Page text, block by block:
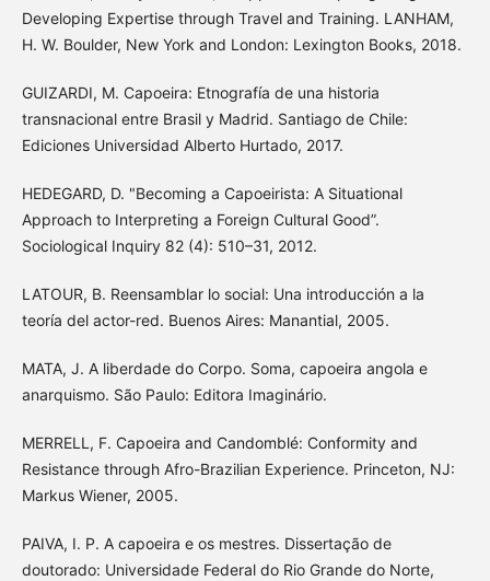
Developing Expertise through Travel and Training. LANHAM,
H. W. Boulder, New York and London: Lexington Books, 2018.
GUIZARDI, M. Capoeira: Etnografía de una historia
transnacional entre Brasil y Madrid. Santiago de Chile:
Ediciones Universidad Alberto Hurtado, 2017.
HEDEGARD, D. "Becoming a Capoeirista: A Situational
Approach to Interpreting a Foreign Cultural Good”.
Sociological Inquiry 82 (4): 510–31, 2012.
LATOUR, B. Reensamblar lo social: Una introducción a la
teoría del actor-red. Buenos Aires: Manantial, 2005.
MATA, J. A liberdade do Corpo. Soma, capoeira angola e
anarquismo. São Paulo: Editora Imaginário.
MERRELL, F. Capoeira and Candomblé: Conformity and
Resistance through Afro-Brazilian Experience. Princeton, NJ:
Markus Wiener, 2005.
PAIVA, I. P. A capoeira e os mestres. Dissertação de
doutorado: Universidade Federal do Rio Grande do Norte,